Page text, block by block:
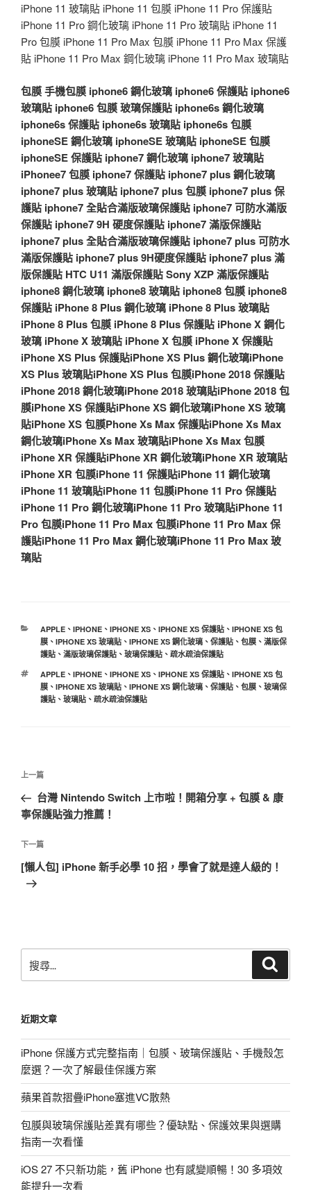
iPhone 11 玻璃貼 iPhone 11 包膜 iPhone 11 Pro 保護貼
iPhone 11 Pro 鋼化玻璃 iPhone 11 Pro 玻璃貼 iPhone 11
Pro 包膜 iPhone 11 Pro Max 包膜 iPhone 11 Pro Max 保護
貼 iPhone 11 Pro Max 鋼化玻璃 iPhone 11 Pro Max 玻璃貼
包膜手機包膜 iphone6 鋼化玻璃 iphone6 保護貼 iphone6
玻璃貼 iphone6 包膜玻璃保護貼 iphone6s 鋼化玻璃
iphone6s 保護貼 iphone6s 玻璃貼 iphone6s 包膜
iphoneSE 鋼化玻璃 iphoneSE 玻璃貼 iphoneSE 包膜
iphoneSE 保護貼 iphone7 鋼化玻璃 iphone7 玻璃貼
iPhonee7 包膜 iphone7 保護貼 iphone7 plus 鋼化玻璃
iphone7 plus 玻璃貼 iphone7 plus 包膜 iphone7 plus 保
護貼 iphone7 全貼合滿版玻璃保護貼 iphone7 可防水滿版
保護貼 iphone7 9H 硬度保護貼 iphone7 滿版保護貼
iphone7 plus 全貼合滿版玻璃保護貼 iphone7 plus 可防水
滿版保護貼 iphone7 plus 9H硬度保護貼 iphone7 plus 滿
版保護貼 HTC U11 滿版保護貼Sony XZP 滿版保護貼
iphone8 鋼化玻璃 iphone8 玻璃貼 iphone8 包膜 iphone8
保護貼 iPhone 8 Plus 鋼化玻璃 iPhone 8 Plus 玻璃貼
iPhone 8 Plus 包膜 iPhone 8 Plus 保護貼 iPhone X 鋼化
玻璃 iPhone X 玻璃貼 iPhone X 包膜 iPhone X 保護貼
iPhone XS Plus 保護貼iPhone XS Plus 鋼化玻璃iPhone
XS Plus 玻璃貼iPhone XS Plus 包膜iPhone 2018 保護貼
iPhone 2018 鋼化玻璃iPhone 2018 玻璃貼iPhone 2018 包
膜iPhone XS 保護貼iPhone XS 鋼化玻璃iPhone XS 玻璃
貼iPhone XS 包膜Phone Xs Max 保護貼iPhone Xs Max
鋼化玻璃iPhone Xs Max 玻璃貼iPhone Xs Max 包膜
iPhone XR 保護貼iPhone XR 鋼化玻璃iPhone XR 玻璃貼
iPhone XR 包膜iPhone 11 保護貼iPhone 11 鋼化玻璃
iPhone 11 玻璃貼iPhone 11 包膜iPhone 11 Pro 保護貼
iPhone 11 Pro 鋼化玻璃iPhone 11 Pro 玻璃貼iPhone 11
Pro 包膜iPhone 11 Pro Max 包膜iPhone 11 Pro Max 保
護貼iPhone 11 Pro Max 鋼化玻璃iPhone 11 Pro Max 玻
璃貼
分
類
APPLE、 IPHONE、 IPHONE XS、 IPHONE XS 保護貼、 IPHONE XS 包
膜、 IPHONE XS 玻璃貼、 IPHONE XS 鋼化玻璃、 保護貼、 包膜、 滿版保
護貼、 滿版玻璃保護貼、 玻璃保護貼、 疏水疏油保護貼
標
籤
APPLE、 IPHONE、 IPHONE XS、 IPHONE XS 保護貼、 IPHONE XS 包
膜、 IPHONE XS 玻璃貼、 IPHONE XS 鋼化玻璃、 保護貼、 包膜、 玻璃保
護貼、 玻璃貼、 疏水疏油保護貼
文
導
覽
上
一
篇
章
上一篇
台灣 Nintendo Switch 上市啦！開箱分享 + 包膜 & 康
寧保護貼強力推薦！
下
一
篇
下一篇
[懶人包] iPhone 新手必學 10 招，學會了就是達人級的！
尋
字:
近期文章
iPhone 保護方式完整指南｜包膜、玻璃保護貼、手機殼怎
麼選？一次了解最佳保護方案
蘋果首款摺疊iPhone塞進VC散熱
包膜與玻璃保護貼差異有哪些？優缺點、保護效果與選購
指南一次看懂
iOS 27 不只新功能，舊 iPhone 也有感變順暢！30 多項效
能提升一次看